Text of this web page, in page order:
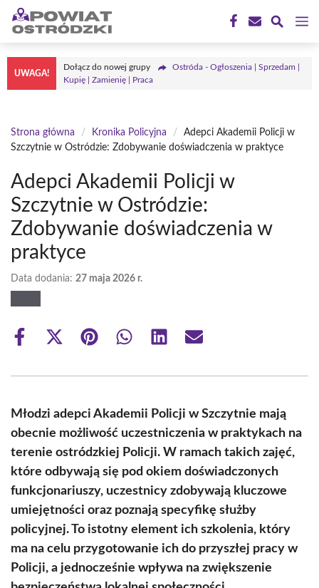
Przejdź
treści
UWAGA!
Dołącz do nowej grupy
Ostróda - Ogłoszenia | Sprzedam |
Kupię | Zamienię | Praca
Strona główna / Kronika Policyjna /
Adepci Akademii Policji w
Szczytnie w Ostródzie: Zdobywanie doświadczenia w praktyce
Adepci Akademii Policji w
Szczytnie w Ostródzie:
Zdobywanie doświadczenia w
praktyce
Data dodania: 27 maja 2026 r.
Share
Share
(Twitter)
Share Share Share Share
Młodzi adepci Akademii Policji w Szczytnie mają
obecnie możliwość uczestniczenia w praktykach na
terenie ostródzkiej Policji. W ramach takich zajęć,
które odbywają się pod okiem doświadczonych
funkcjonariuszy, uczestnicy zdobywają kluczowe
umiejętności oraz poznają specyfikę służby
policyjnej. To istotny element ich szkolenia, który
ma na celu przygotowanie ich do przyszłej pracy w
Policji, a jednocześnie wpływa na zwiększenie